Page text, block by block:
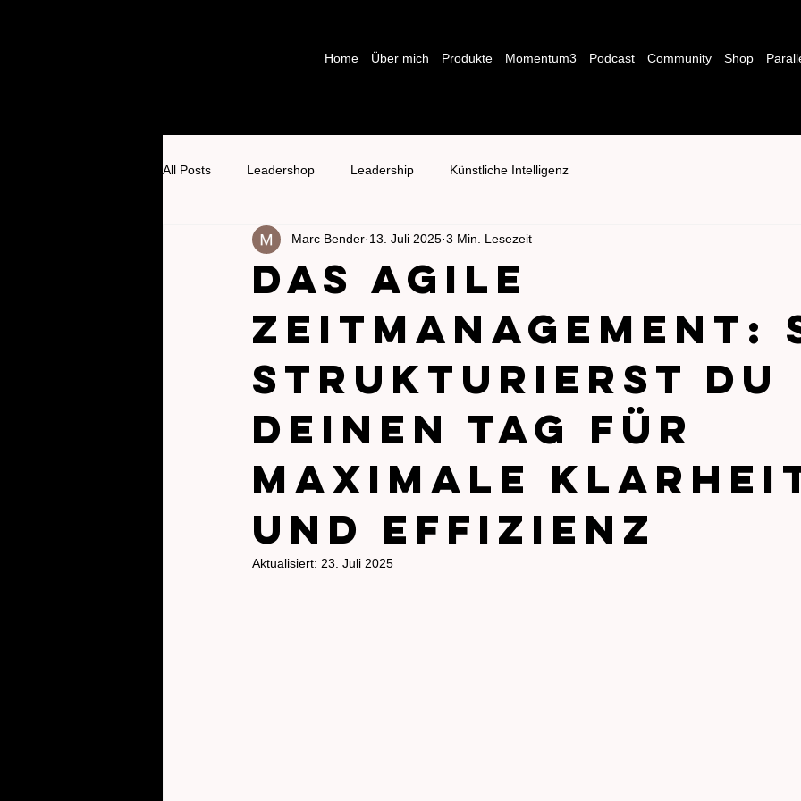
Home Über mich Produkte Momentum3 Podcast Community Shop
All Posts Leadershop Leadership Künstliche Intelligenz
Das agile
Zeitmanagement:
strukturierst du
deinen Tag für
maximale
und Effizienz
Marc Bender 13. Juli 2025 3 Min. Lesezeit
Aktualisiert: 23. Juli 2025